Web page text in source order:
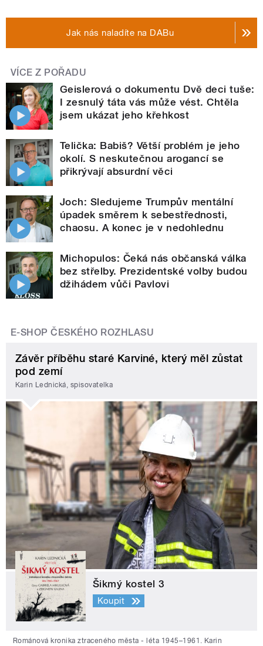
Jak nás naladíte na DABu
VÍCE Z POŘADU
Geislerová o dokumentu Dvě deci tuše:
I zesnulý táta vás může vést. Chtěla
jsem ukázat jeho křehkost
Telička: Babiš? Větší problém je jeho
okolí. S neskutečnou arogancí se
přikrývají absurdní věci
Joch: Sledujeme Trumpův mentální
úpadek směrem k sebestřednosti,
chaosu. A konec je v nedohlednu
Michopulos: Čeká nás občanská válka
bez střelby. Prezidentské volby budou
džihádem vůči Pavlovi
E-SHOP ČESKÉHO ROZHLASU
Závěr příběhu staré Karviné, který měl zůstat
pod zemí
Karin Lednická, spisovatelka
Šikmý kostel 3
Koupit
Románová kronika ztraceného města - léta 1945–1961. Karin